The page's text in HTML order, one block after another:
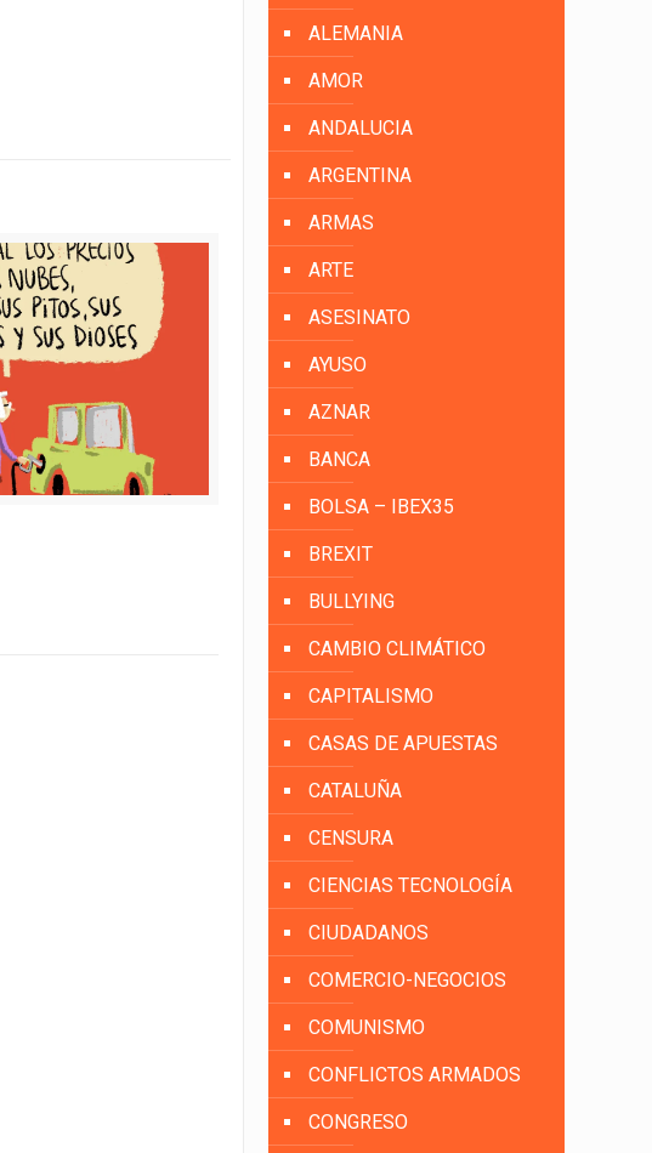
ALEMANIA
AMOR
ANDALUCIA
ARGENTINA
ARMAS
ARTE
ASESINATO
AYUSO
AZNAR
BANCA
BOLSA – IBEX35
BREXIT
BULLYING
CAMBIO CLIMÁTICO
CAPITALISMO
CASAS DE APUESTAS
CATALUÑA
CENSURA
CIENCIAS TECNOLOGÍA
CIUDADANOS
COMERCIO-NEGOCIOS
COMUNISMO
CONFLICTOS ARMADOS
CONGRESO